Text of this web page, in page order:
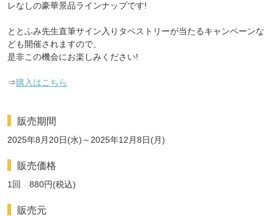
レなしの豪華景品ラインナップです!
ととふみ先生直筆サイン入りタペストリーが当たるキャンペーンな
ども開催されますので、
是非この機会にお楽しみください!
⇒購入はこちら
販売期間
2025年8月20日(水)～2025年12月8日(月)
販売価格
1回 880円(税込)
販売元